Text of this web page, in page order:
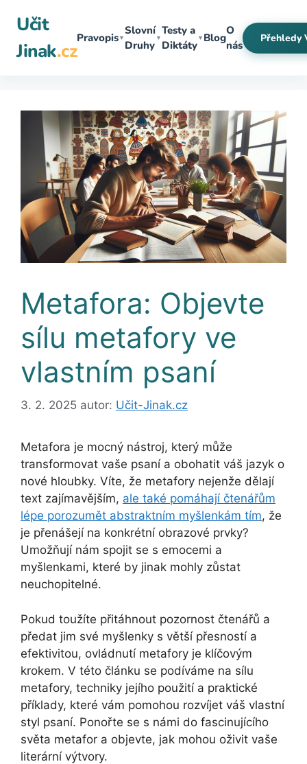
obsah
Učit
Jinak.cz
Pravopis▼
Slovní
Druhy
▼
Testy a
Diktáty
▼ Blog
O
nás
Přehledy
Metafora: Objevte
sílu metafory ve
vlastním psaní
3. 2. 2025 autor: Učit-Jinak.cz
Metafora je mocný nástroj, který může
transformovat vaše psaní a obohatit váš jazyk o
nové hloubky. Víte, že metafory nejenže dělají
text zajímavějším, ale také pomáhají čtenářům
lépe porozumět abstraktním myšlenkám tím, že
je přenášejí na konkrétní obrazové prvky?
Umožňují nám spojit se s emocemi a
myšlenkami, které by jinak mohly zůstat
neuchopitelné.
Pokud toužíte přitáhnout pozornost čtenářů a
předat jim své myšlenky s větší přesností a
efektivitou, ovládnutí metafory je klíčovým
krokem. V této článku se podíváme na sílu
metafory, techniky jejího použití a praktické
příklady, které vám pomohou rozvíjet váš vlastní
styl psaní. Ponořte se s námi do fascinujícího
světa metafor a objevte, jak mohou oživit vaše
literární výtvory.